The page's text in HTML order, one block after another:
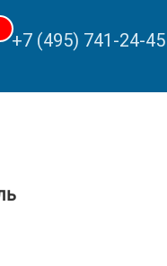
+7 (495) 741-24-45